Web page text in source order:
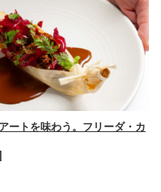
ートを味わう。フリーダ・カ